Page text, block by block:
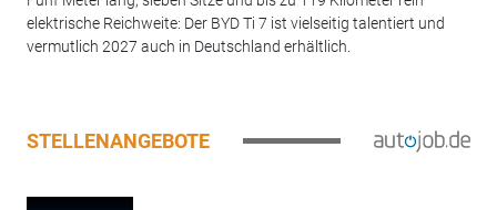
elektrische Reichweite: Der BYD Ti 7 ist vielseitig talentiert und
vermutlich 2027 auch in Deutschland erhältlich.
STELLENANGEBOTE